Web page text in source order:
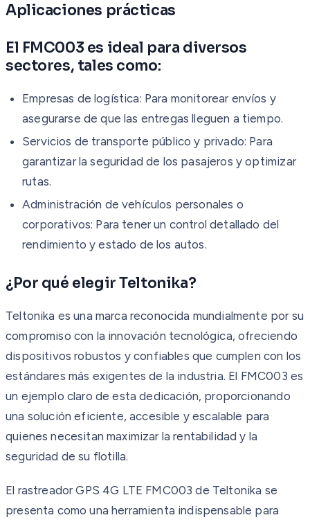
Aplicaciones prácticas
El FMC003 es ideal para diversos
sectores, tales como:
Empresas de logística: Para monitorear envíos y
asegurarse de que las entregas lleguen a tiempo.
Servicios de transporte público y privado: Para
garantizar la seguridad de los pasajeros y optimizar
rutas.
Administración de vehículos personales o
corporativos: Para tener un control detallado del
rendimiento y estado de los autos.
¿Por qué elegir Teltonika?
Teltonika es una marca reconocida mundialmente por su
compromiso con la innovación tecnológica, ofreciendo
dispositivos robustos y confiables que cumplen con los
estándares más exigentes de la industria. El FMC003 es
un ejemplo claro de esta dedicación, proporcionando
una solución eficiente, accesible y escalable para
quienes necesitan maximizar la rentabilidad y la
seguridad de su flotilla.
El rastreador GPS 4G LTE FMC003 de Teltonika se
presenta como una herramienta indispensable para